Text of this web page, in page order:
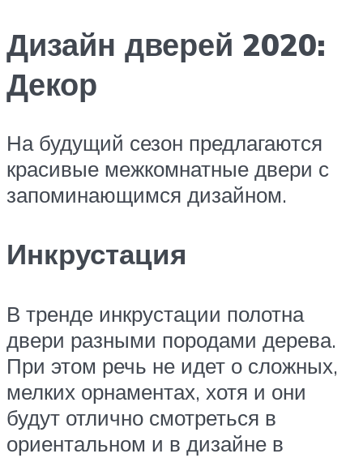
Дизайн дверей 2020:
Декор
На будущий сезон предлагаются
красивые межкомнатные двери с
запоминающимся дизайном.
Инкрустация
В тренде инкрустации полотна
двери разными породами дерева.
При этом речь не идет о сложных,
мелких орнаментах, хотя и они
будут отлично смотреться в
ориентальном и в дизайне в